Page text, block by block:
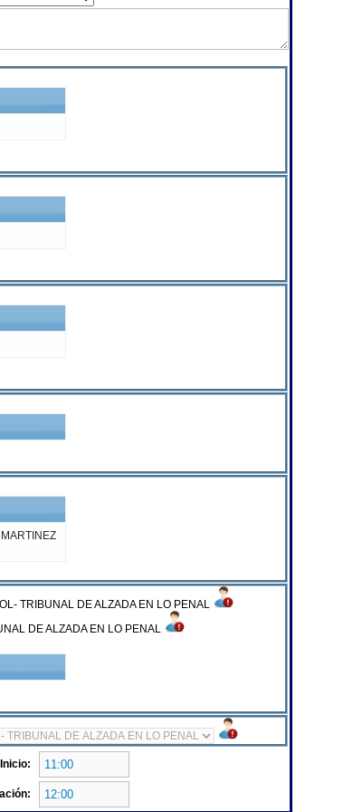
TRIBUNAL DE ALZADA EN LO PENAL
DE ALZADA EN LO PENAL